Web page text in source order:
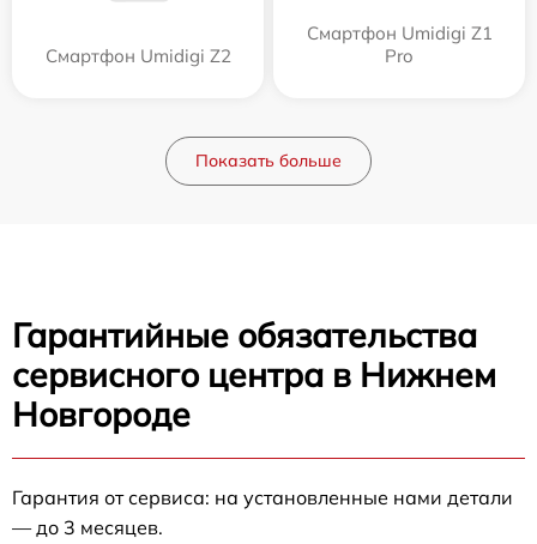
Смартфон Umidigi Z2
Смартфон Umidigi Z1
Pro
Показать больше
Гарантийные обязательства
сервисного центра в Нижнем
Новгороде
Гарантия от сервиса: на установленные нами детали
— до 3 месяцев.